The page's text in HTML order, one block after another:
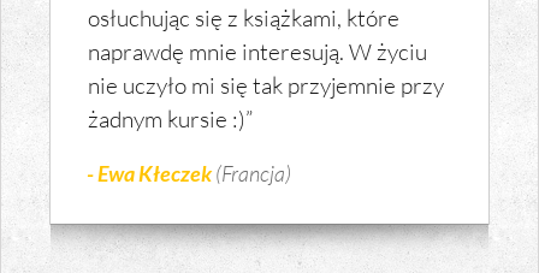
osłuchując się z książkami, które
naprawdę mnie interesują. W życiu
nie uczyło mi się tak przyjemnie przy
żadnym kursie :)”
- Ewa Kłeczek(Francja)